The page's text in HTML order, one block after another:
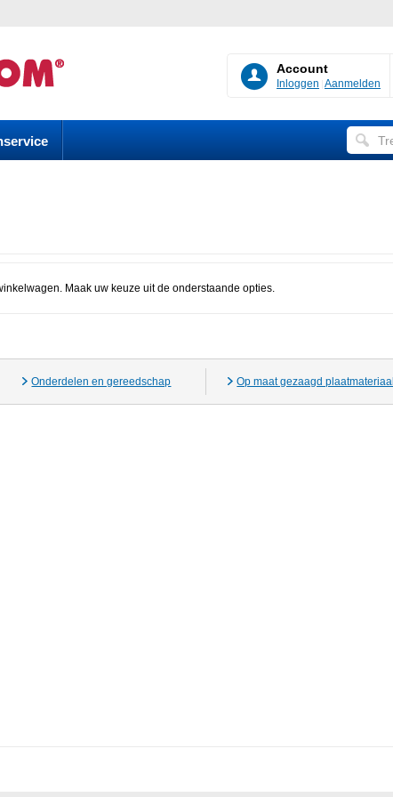
Account
Inloggen Aanmelden
Maak uw keuze uit de onderstaande opties.
Onderdelen en gereedschap Op maat gezaagd plaatmateriaal